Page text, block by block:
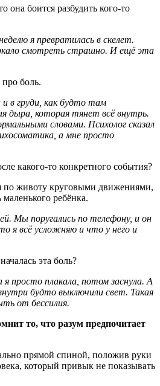
она боится разбудить кого-то
я превратилась в скелет.
смотреть страшно. И ещё эта
боль.
и в груди, как будто там
дыра, которая тянет всё внутрь.
словами. Психолог сказал
а мне просто
какого-то конкретного события?
по животу круговыми движениями,
маленького ребёнка.
Мы поругались по телефону, и он
я всё усложняю и что у него и
эта боль?
я просто плакала, потом заснула. А
будто выключили свет. Такая
от бессилия.
то, что разум предпочитает
прямой спиной, положив руки
который привык не показывать